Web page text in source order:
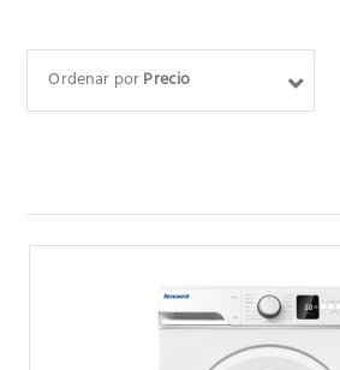
Ordenar porPrecio